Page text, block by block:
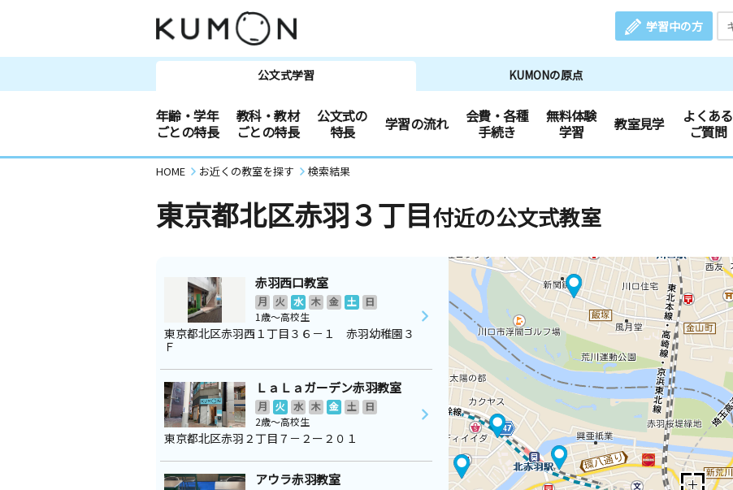
学習中の方
公文式学習 KUMONの原点
年齢・学年
ごとの特長
教科・教材
ごとの特長
公文式の
特長
学習の流れ
会費・各種
手続き
無料体験
学習
教室見学
よくある
ご質問
HOME お近くの教室を探す 検索結果
東京都北区赤羽３丁目付近の公文式教室
赤羽西口教室
月 火 水 木 金 土
日
1歳～高校生
東京都北区赤羽西１丁目３６－１ 赤羽幼稚園３
Ｆ
ＬａＬａガーデン赤羽教室
月 火 水 木 金 土
日
2歳～高校生
東京都北区赤羽２丁目７－２ー２０１
アウラ赤羽教室